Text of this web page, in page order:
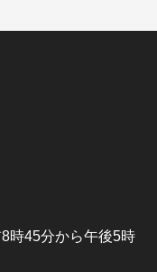
時45分から午後5時